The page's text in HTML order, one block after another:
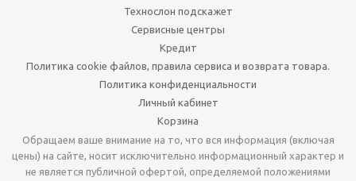
Технослон подскажет
Сервисные центры
Кредит
Политика cookie файлов, правила сервиса и возврата товара.
Политика конфиденциальности
Личный кабинет
Корзина
Обращаем ваше внимание на то, что вся информация (включая
цены) на сайте, носит исключительно информационный характер и
не является публичной офертой, определяемой положениями